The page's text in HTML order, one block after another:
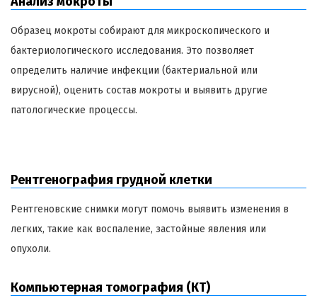
Образец мокроты собирают для микроскопического и
бактериологического исследования. Это позволяет
определить наличие инфекции (бактериальной или
вирусной), оценить состав мокроты и выявить другие
патологические процессы.
Рентгенография грудной клетки
Рентгеновские снимки могут помочь выявить изменения в
легких, такие как воспаление, застойные явления или
опухоли.
Компьютерная томография (КТ)